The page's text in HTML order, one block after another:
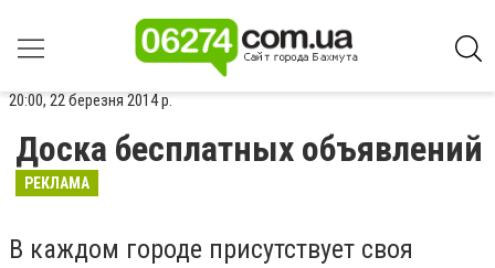
20:00, 22 березня 2014 р.
Доска бесплатных объявлений
РЕКЛАМА
В каждом городе присутствует своя